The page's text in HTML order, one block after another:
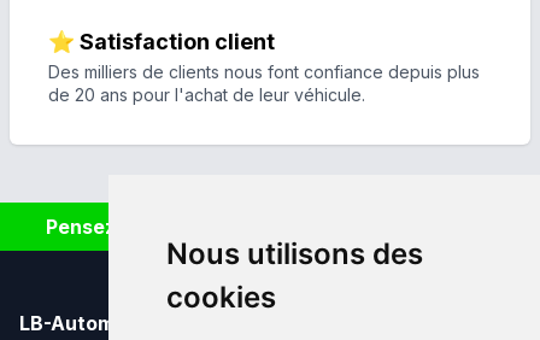
Nous utilisons des
cookies
⭐ Satisfaction client
Des milliers de clients nous font confiance depuis plus
de 20 ans pour l'achat de leur véhicule.
Pensez à covoiturer #SeDéplacerMoinsPolluer
LB-Automobiles.com